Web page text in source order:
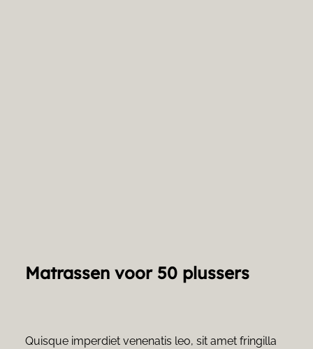
Matrassen voor 50 plussers
Quisque imperdiet venenatis leo, sit amet fringilla